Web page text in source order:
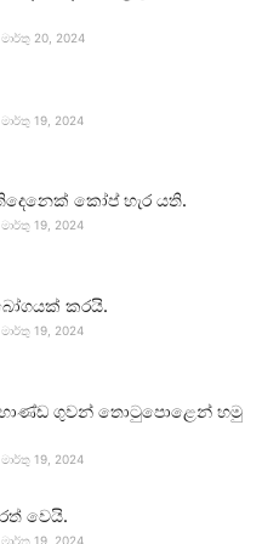
මාර්තු 20, 2024
මාර්තු 19, 2024
කෝප් හැර යති.
මාර්තු 19, 2024
කරයි.
මාර්තු 19, 2024
ගුවන් තොටුපොළෙන් හමු
මාර්තු 19, 2024
වෙයි.
මාර්තු 19, 2024